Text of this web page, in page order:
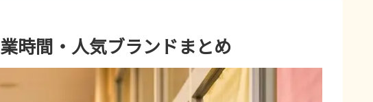
時間・人気ブランドまとめ